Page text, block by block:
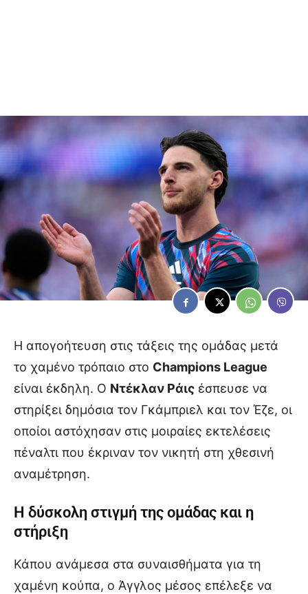
Η απογοήτευση στις τάξεις της ομάδας μετά
το χαμένο τρόπαιο στο Champions League
είναι έκδηλη. Ο Ντέκλαν Ράις έσπευσε να
στηρίξει δημόσια τον Γκάμπριελ και τον Έζε, οι
οποίοι αστόχησαν στις μοιραίες εκτελέσεις
πέναλτι που έκριναν τον νικητή στη χθεσινή
αναμέτρηση.
Η δύσκολη στιγμή της ομάδας και η
στήριξη
Κάπου ανάμεσα στα συναισθήματα για τη
χαμένη κούπα, ο Άγγλος μέσος επέλεξε να